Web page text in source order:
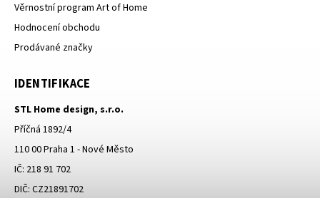
Věrnostní program Art of Home
Hodnocení obchodu
Prodávané značky
IDENTIFIKACE
STL Home design, s.r.o.
Příčná 1892/4
110 00 Praha 1 - Nové Město
IČ: 218 91 702
DIČ: CZ21891702